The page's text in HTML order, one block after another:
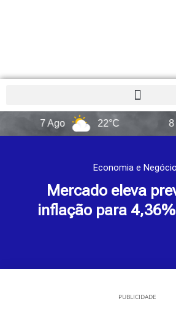
22°C
Economia e
Mercado eleva
inflação para
PUBLICIDADE